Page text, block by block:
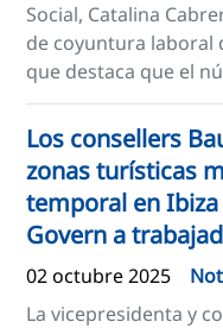
Social, Catalina
de coyuntura laboral
que destaca que el
Los consellers
zonas turísticas
temporal en
Govern a
02 octubre 2025
La vicepresidenta y